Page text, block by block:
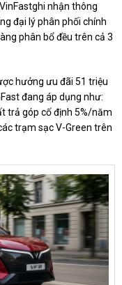
nhận thông
đại lý phân phối chính
phân bổ đều trên cả 3
hưởng ưu đãi 51 triệu
đang áp dụng như:
trả góp cố định 5%/năm
trạm sạc V-Green trên